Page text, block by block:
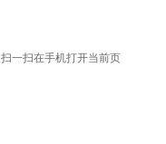
扫一扫在手机打开当前页